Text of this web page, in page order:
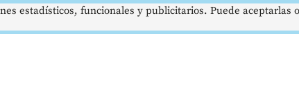
estadísticos, funcionales y publicitarios. Puede aceptarlas